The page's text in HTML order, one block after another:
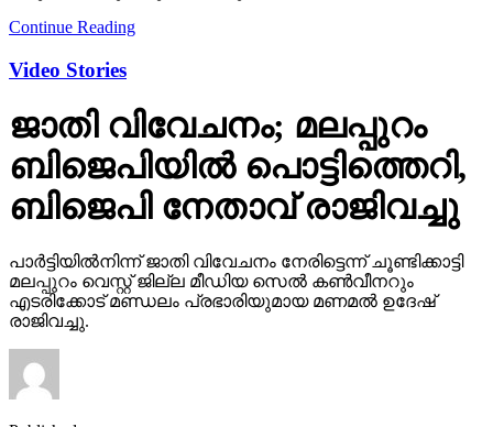
Continue Reading
Video Stories
ജാതി വിവേചനം; മലപ്പുറം
ബിജെപിയില്‍ പൊട്ടിത്തെറി,
ബിജെപി നേതാവ് രാജിവച്ചു
പാര്‍ട്ടിയില്‍നിന്ന് ജാതി വിവേചനം നേരിട്ടെന്ന് ചൂണ്ടിക്കാട്ടി
മലപ്പുറം വെസ്റ്റ് ജില്ല മീഡിയ സെല്‍ കണ്‍വീനറും
എടരിക്കോട് മണ്ഡലം പ്രഭാരിയുമായ മണമല്‍ ഉദേഷ്
രാജിവച്ചു.